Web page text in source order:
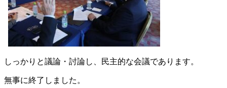
しっかりと議論・討論し、民主的な会議であります。
無事に終了しました。